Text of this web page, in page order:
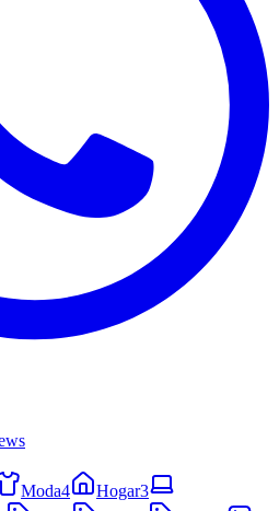
Moda4 Hogar3